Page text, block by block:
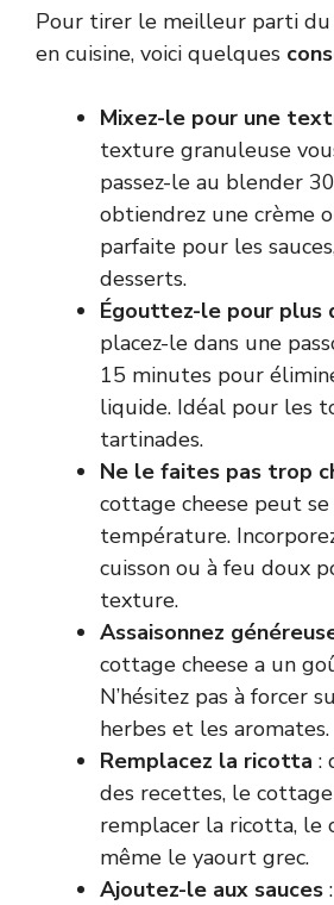
Pour tirer le meilleur parti du
en cuisine, voici quelques
Mixez-le pour une
texture granuleuse
passez-le au blender
obtiendrez une crème
parfaite pour les
desserts.
Égouttez-le pour plus
placez-le dans une
15 minutes pour
liquide. Idéal pour les
tartinades.
Ne le faites pas trop
cottage cheese peut
température.
cuisson ou à feu doux
texture.
Assaisonnez
cottage cheese a un
N’hésitez pas à forcer
herbes et les aromates.
Remplacez la ricotta :
des recettes, le
remplacer la ricotta, le
même le yaourt grec.
Ajoutez-le aux sauces